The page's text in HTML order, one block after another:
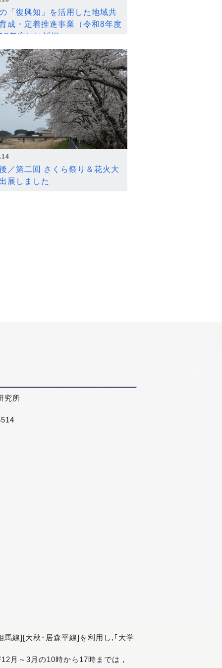
「復興知」を活用した地域共
成・定着推進事業（令和8年度
年度）に採択
／第二回 さくら祭り＆花火大
展しました
究所
線][大秋･居森平線]を利用し,｢大学
月～3月の10時から17時までは，